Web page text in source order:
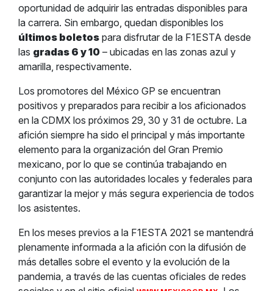
oportunidad de adquirir las entradas disponibles para
la carrera. Sin embargo, quedan disponibles los
últimos boletos para disfrutar de la F1ESTA desde
las gradas 6 y 10 – ubicadas en las zonas azul y
amarilla, respectivamente.
Los promotores del México GP se encuentran
positivos y preparados para recibir a los aficionados
en la CDMX los próximos 29, 30 y 31 de octubre. La
afición siempre ha sido el principal y más importante
elemento para la organización del Gran Premio
mexicano, por lo que se continúa trabajando en
conjunto con las autoridades locales y federales para
garantizar la mejor y más segura experiencia de todos
los asistentes.
En los meses previos a la F1ESTA 2021 se mantendrá
plenamente informada a la afición con la difusión de
más detalles sobre el evento y la evolución de la
pandemia, a través de las cuentas oficiales de redes